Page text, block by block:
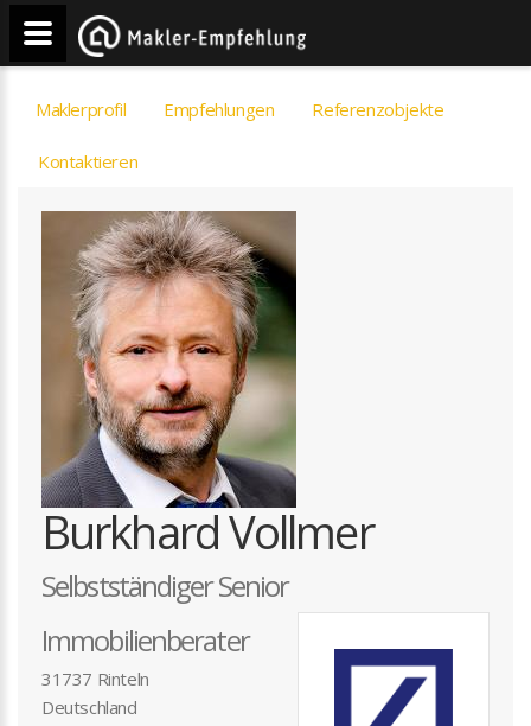
Maklerprofil Empfehlungen Referenzobjekte
Kontaktieren
Burkhard Vollmer
Selbstständiger Senior
Immobilienberater
31737 Rinteln
Deutschland